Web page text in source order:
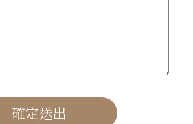
確定送出